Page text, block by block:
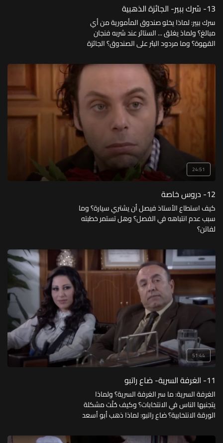
13- سّرك ببير- الجائزة الذهبية
سرك ببير: لماذا يخلو صندوق المأمورية من أي
مبالغ؟ ولماذ يغلق ... الستائر عند شربه فنجان
القهوة؟ وما مردود البئر على الصندوق؟ الجائزة
الذهبية؟ ولماذا لم يتمكن .... وزوجته من شراء
24:51
12- دروس خاصة
كيف استطاع الأستاذ فيصل أن يشتري سيارة؟ وما
سبب عدم انتباهه في الفصل؟ وهل تستمر خطبته
لفاتن؟
51:44
11- الغرفة السرية- ضاع راتبو
الغرفة السرية: ما سر الغرفة السرية؟ ولماذا
يتجنبها الناس في الانتخابات؟ وكيف حُلّت مشكلة
الورقة الانتخابية؟ ضاع راتبو: لماذا ذهب أبو أسعد
أم نقمة؟